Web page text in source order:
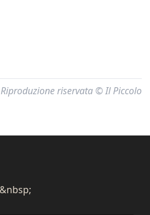
Riproduzione riservata © Il Piccolo